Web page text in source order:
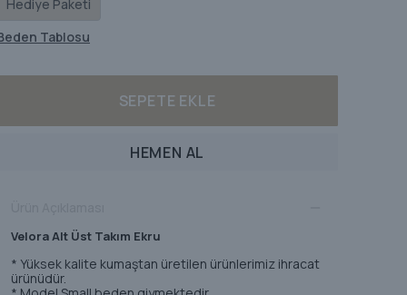
Hediye Paketi
Tablosu
SEPETE EKLE
HEMEN AL
Velora Alt Üst Takım Ekru
* Yüksek kalite kumaştan üretilen ürünlerimiz ihracat
ürünüdür.